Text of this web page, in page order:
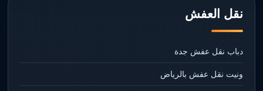
نقل العفش
دباب نقل عفش جدة
ونيت نقل عفش بالرياض